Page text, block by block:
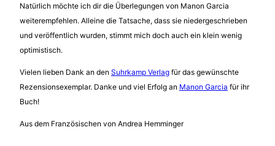
Natürlich möchte ich dir die Überlegungen von Manon Garcia
weiterempfehlen. Alleine die Tatsache, dass sie niedergeschrieben
und veröffentlich wurden, stimmt mich doch auch ein klein wenig
optimistisch.
Vielen lieben Dank an den Suhrkamp Verlag für das gewünschte
Rezensionsexemplar. Danke und viel Erfolg an Manon Garcia für ihr
Buch!
Aus dem Französischen von Andrea Hemminger